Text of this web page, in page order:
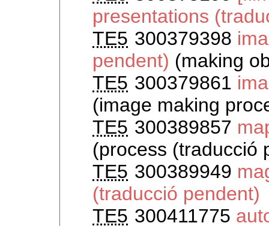
presentations
TE5 300379398
pendent) (making
TE5 300379861
(image making
TE5 300389857
(process (traducció
TE5 300389949
(traducció pendent)
TE5 300411775